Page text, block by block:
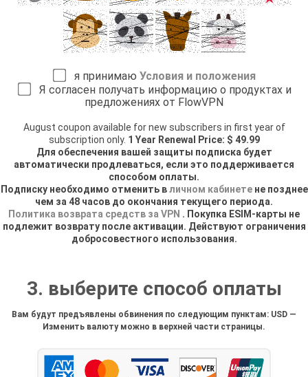
я принимаю Условия и положения
Я согласен получать информацию о продуктах и
предложениях от FlowVPN
August coupon available for new subscribers in first year of
subscription only. 1 Year Renewal Price: $ 49.99
Для обеспечения вашей защиты подписка будет
автоматически продлеваться, если это поддерживается
способом оплаты.
Подписку необходимо отменить вличном кабинетене позднее
чем за 48 часов до окончания текущего периода.
Политика возврата средств за VPN . Покупка ESIM-карты не
подлежит возврату после активации. Действуют ограничения
добросовестного использования.
3. выберите способ оплаты
Вам будут предъявлены обвинения по следующим пунктам: USD —
Изменить валюту можно в верхней части страницы.